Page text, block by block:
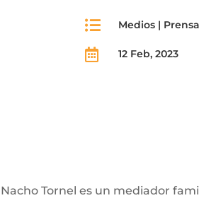
 Medios | Prensa
 12 Feb, 2023
Nacho Tornel es un mediador